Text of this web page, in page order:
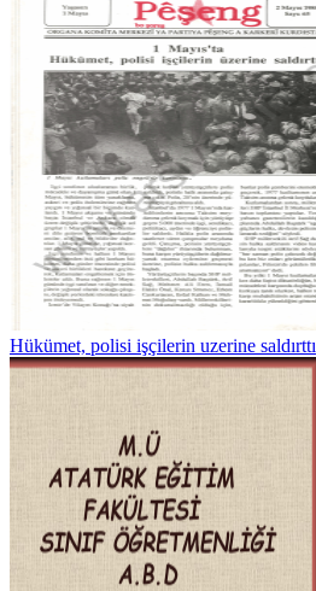
Hükümet, polisi işçilerin uzerine saldırttı